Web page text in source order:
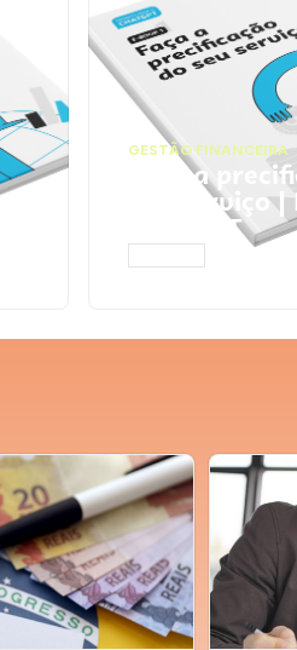
GESTÃO FINANCEIRA
Faça a
seu serviço
ChatGPT